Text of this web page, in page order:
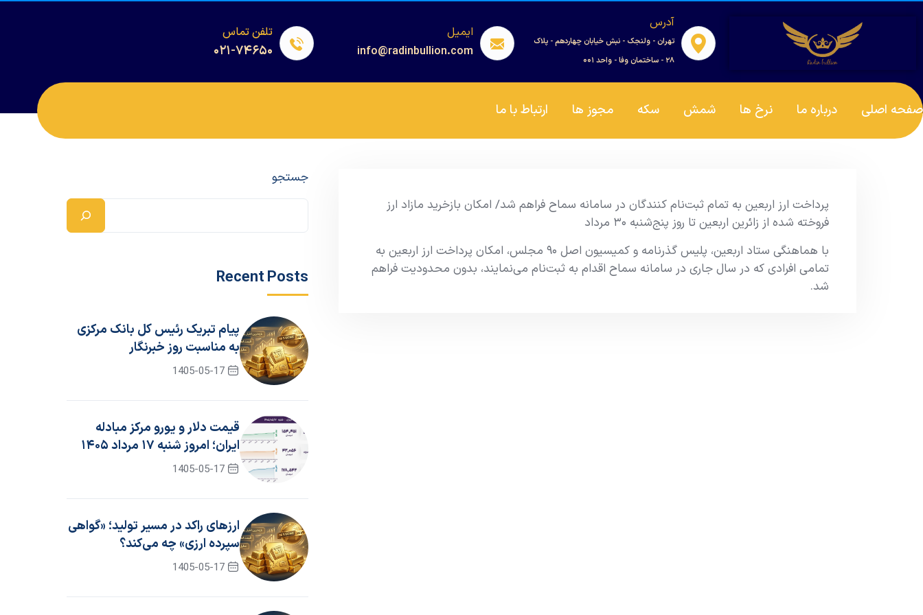
آدرس
تهران - ولنجک - نبش خیابان چهاردهم - پلاک
۲۸ - ساختمان وفا - واحد ۰۰۱
ایمیل
info@radinbullion.com
تلفن تماس
۰۲۱-۷۴۶۵۰
صفحه اصلی درباره ما نرخ ها شمش سکه مجوز ها ارتباط با ما
پرداخت ارز اربعین به تمام ثبت‌نام کنندگان در سامانه سماح فراهم شد/ امکان بازخرید مازاد ارز
فروخته شده از زائرین اربعین تا روز پنج‌شنبه ۳۰ مرداد
با هماهنگی ستاد اربعین، پلیس گذرنامه و کمیسیون اصل ۹۰ مجلس، امکان پرداخت ارز اربعین به
تمامی افرادی که در سال جاری در سامانه سماح اقدام به ثبت‌نام می‌نمایند، بدون محدودیت فراهم
شد.
جستجو
Recent Posts
پیام تبریک رئیس کل بانک مرکزی
به مناسبت روز خبرنگار
1405-05-17
قیمت دلار و یورو مرکز مبادله
ایران؛ امروز شنبه ۱۷ مرداد ۱۴۰۵
1405-05-17
ارزهای راکد در مسیر تولید؛ «گواهی
سپرده ارزی» چه می‌کند؟
1405-05-17